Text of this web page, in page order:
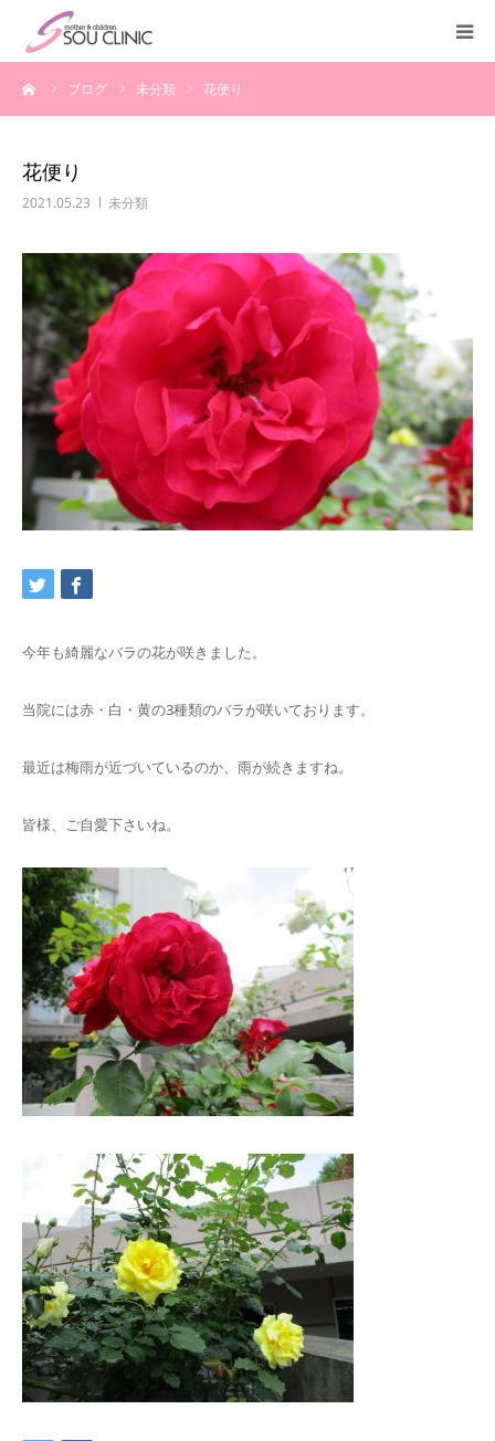
ブログ 未分類 花便り
花便り
2021.05.23 未分類
今年も綺麗なバラの花が咲きました。
当院には赤・白・黄の3種類のバラが咲いております。
最近は梅雨が近づいているのか、雨が続きますね。
皆様、ご自愛下さいね。
診療案内
施設紹介
医師紹介
教室・講座
よくある質問
交通アクセス
ブログ